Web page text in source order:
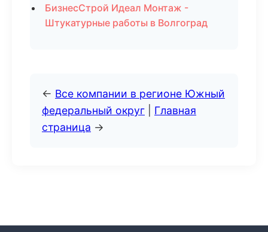
БизнесСтрой Идеал Монтаж -
Штукатурные работы в Волгоград
← Все компании в регионе Южный
федеральный округ
Главная
страница →